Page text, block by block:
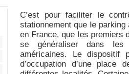
C’est pour faciliter le
stationnement que le
en France, que les premiers
se généraliser dans les
américaines. Le dispositif
d’occupation d’une place